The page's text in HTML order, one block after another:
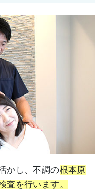
かし、不調の根本原
査を行います。